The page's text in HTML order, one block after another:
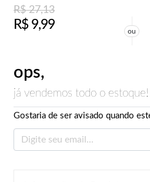
R$27,13
R$9,99 ou
ops,
já vendemos todo o estoque!
Gostaria de ser avisado quando